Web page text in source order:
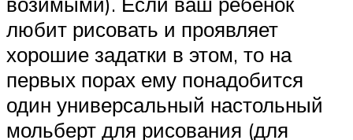
любит рисовать и проявляет
хорошие задатки в этом, то на
первых порах ему понадобится
один универсальный настольный
мольберт для рисования (для